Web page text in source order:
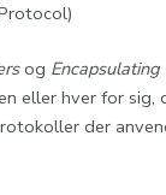
og
eller hver for sig,
der